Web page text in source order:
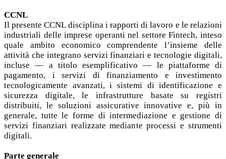
CCNL
Il presente CCNL disciplina i rapporti di lavoro e le relazioni
industriali delle imprese operanti nel settore Fintech, inteso
quale ambito economico comprendente l’insieme delle
attività che integrano servizi finanziari e tecnologie digitali,
incluse — a titolo esemplificativo — le piattaforme di
pagamento, i servizi di finanziamento e investimento
tecnologicamente avanzati, i sistemi di identificazione e
sicurezza digitale, le infrastrutture basate su registri
distribuiti, le soluzioni assicurative innovative e, più in
generale, tutte le forme di intermediazione e gestione di
servizi finanziari realizzate mediante processi e strumenti
digitali.
Parte generale